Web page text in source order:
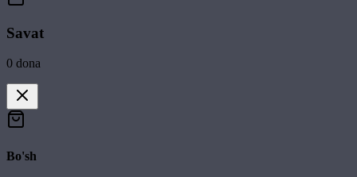
Savat
0 dona
Bo'sh